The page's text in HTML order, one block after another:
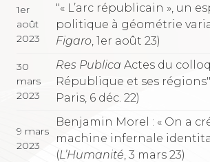
1er
août
2023
"« L’arc républicain », un
politique à géométrie
Figaro , 1er août 23)
30
mars
2023
Res Publica Actes du
République et ses régions"
Paris, 6 déc. 22)
9 mars
2023
Benjamin Morel : « On a
machine infernale
(L’Humanité , 3 mars 23)